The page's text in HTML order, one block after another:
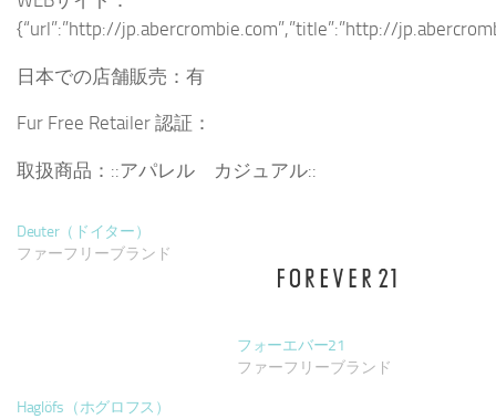
{“url”:”http://jp.abercrombie.com”,”title”:”http://
日本での店舗販売：有
Fur Free Retailer 認証：
取扱商品：::アパレル カジュアル::
Deuter（ドイター）
ファーフリーブランド
フォーエバー21
ファーフリーブランド
Haglöfs（ホグロフス）